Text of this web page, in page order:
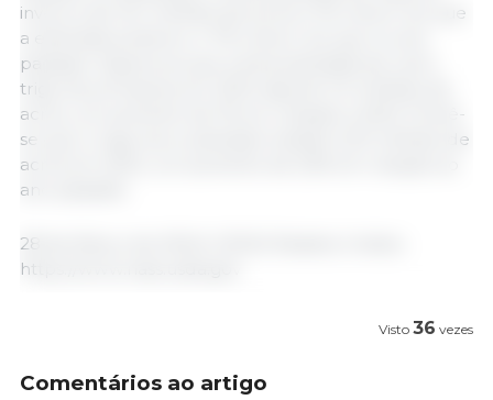
inverno de 34,1 milhões de acres é 1% menor do que
a estimativa anterior e 7% menor do que no ano
passado. Espera-se que a área plantada de outro
trigo de primavera em 2024 seja de 11,3 milhões de
acres, um aumento de 1% em relação a 2023. Prevê-
se que o trigo duro plantado totalize 2,03 milhões de
acres em 2024, um aumento de 22% em relação ao
ano passado.
28 de Março de 2024/ USDA/ Estados Unidos.
https://www.nass.usda.gov
Visto 36 vezes
Comentários ao artigo